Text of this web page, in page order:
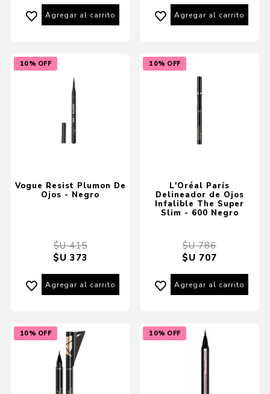
Agregar al carrito Agregar al carrito
10% OFF
Vogue Resist Plumon De
Ojos - Negro
$U 415
$U 373
Agregar al carrito
10% OFF
L'Oréal París
Delineador de Ojos
Infalible The Super
Slim - 600 Negro
$U 786
$U 707
Agregar al carrito
10% OFF 10% OFF